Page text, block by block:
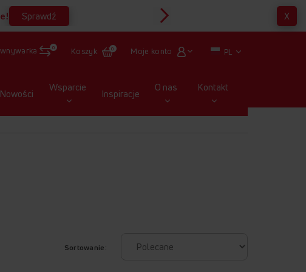
Sprawdź X
0 Koszyk 0 Moje konto PL
Nowości Wsparcie Inspiracje O nas Kontakt
Sortowanie: